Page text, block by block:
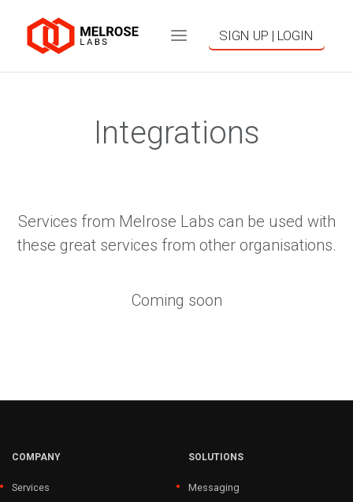
SIGN UP | LOGIN
Integrations
Services from Melrose Labs can be used with
these great services from other organisations.
Coming soon
COMPANY
Services
SOLUTIONS
Messaging